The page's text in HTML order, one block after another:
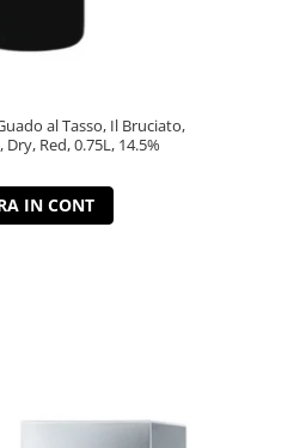
al Tasso, Il Bruciato,
Dry, Red, 0.75L, 14.5%
IN CONT